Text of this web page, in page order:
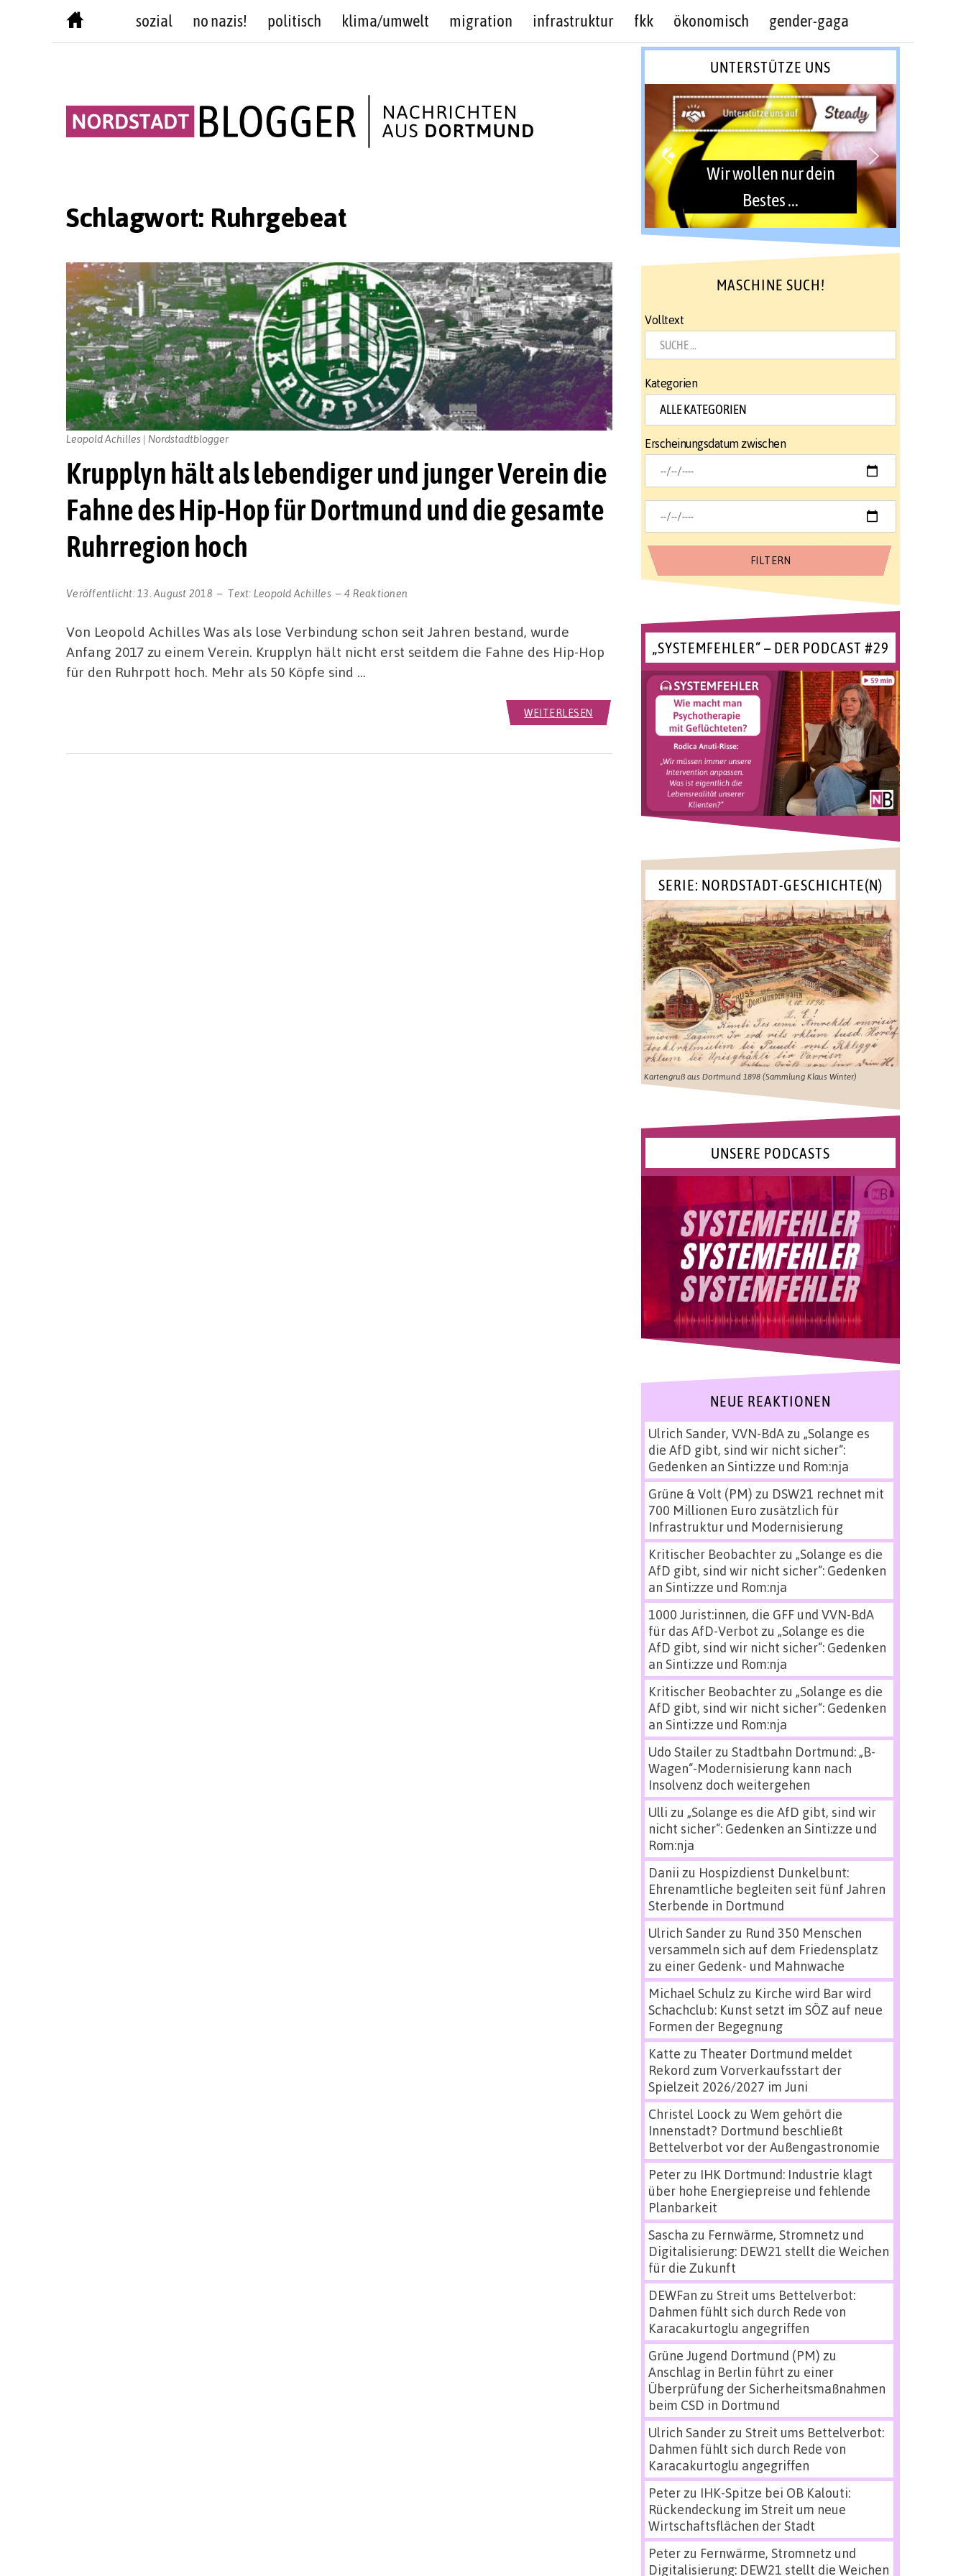
sozial no nazis! politisch klima/umwelt migration infrastruktur fkk ökonomisch gender-gaga
Schlagwort: Ruhrgebeat
Krupplyn hält als lebendiger und junger Verein die
Fahne des Hip-Hop für Dortmund und die gesamte
Ruhrregion hoch
Veröffentlicht: 13. August 2018 Text: Leopold Achilles 4 Reaktionen
Leopold Achilles | Nordstadtblogger
Von Leopold Achilles Was als lose Verbindung schon seit Jahren bestand, wurde
Anfang 2017 zu einem Verein. Krupplyn hält nicht erst seitdem die Fahne des Hip-Hop
für den Ruhrpott hoch. Mehr als 50 Köpfe sind …
WEITERLESEN
UNTERSTÜTZE UNS
Wir wollen nur dein
Bestes ...
MASCHINE SUCH!
Volltext
Kategorien
Erscheinungsdatum zwischen
„SYSTEMFEHLER“ – DER PODCAST #29
SERIE: NORDSTADT-GESCHICHTE(N)
Kartengruß aus Dortmund 1898 (Sammlung Klaus Winter)
UNSERE PODCASTS
NEUE REAKTIONEN
Ulrich Sander, VVN-BdAzu „Solange es
die AfD gibt, sind wir nicht sicher“:
Gedenken an Sinti:zze und Rom:nja
Grüne & Volt (PM) zu DSW21 rechnet mit
700 Millionen Euro zusätzlich für
Infrastruktur und Modernisierung
Kritischer Beobachterzu „Solange es die
AfD gibt, sind wir nicht sicher“: Gedenken
an Sinti:zze und Rom:nja
1000 Jurist:innen, die GFF und VVN-BdA
für das AfD-Verbot zu „Solange es die
AfD gibt, sind wir nicht sicher“: Gedenken
an Sinti:zze und Rom:nja
Kritischer Beobachterzu „Solange es die
AfD gibt, sind wir nicht sicher“: Gedenken
an Sinti:zze und Rom:nja
Udo Stailerzu Stadtbahn Dortmund: „B-
Wagen“-Modernisierung kann nach
Insolvenz doch weitergehen
Ulli zu „Solange es die AfD gibt, sind wir
nicht sicher“: Gedenken an Sinti:zze und
Rom:nja
Danii zu Hospizdienst Dunkelbunt:
Ehrenamtliche begleiten seit fünf Jahren
Sterbende in Dortmund
Ulrich Sanderzu Rund 350 Menschen
versammeln sich auf dem Friedensplatz
zu einer Gedenk- und Mahnwache
Michael Schulz zu Kirche wird Bar wird
Schachclub: Kunst setzt im SÖZ auf neue
Formen der Begegnung
Katte zu Theater Dortmund meldet
Rekord zum Vorverkaufsstart der
Spielzeit 2026/2027 im Juni
Christel Loock zu Wem gehört die
Innenstadt? Dortmund beschließt
Bettelverbot vor der Außengastronomie
Peterzu IHK Dortmund: Industrie klagt
über hohe Energiepreise und fehlende
Planbarkeit
Sascha zu Fernwärme, Stromnetz und
Digitalisierung: DEW21 stellt die Weichen
für die Zukunft
DEWFan zu Streit ums Bettelverbot:
Dahmen fühlt sich durch Rede von
Karacakurtoglu angegriffen
Grüne Jugend Dortmund (PM) zu
Anschlag in Berlin führt zu einer
Überprüfung der Sicherheitsmaßnahmen
beim CSD in Dortmund
Ulrich Sanderzu Streit ums Bettelverbot:
Dahmen fühlt sich durch Rede von
Karacakurtoglu angegriffen
Peterzu IHK-Spitze bei OB Kalouti:
Rückendeckung im Streit um neue
Wirtschaftsflächen der Stadt
Peterzu Fernwärme, Stromnetz und
Digitalisierung: DEW21 stellt die Weichen